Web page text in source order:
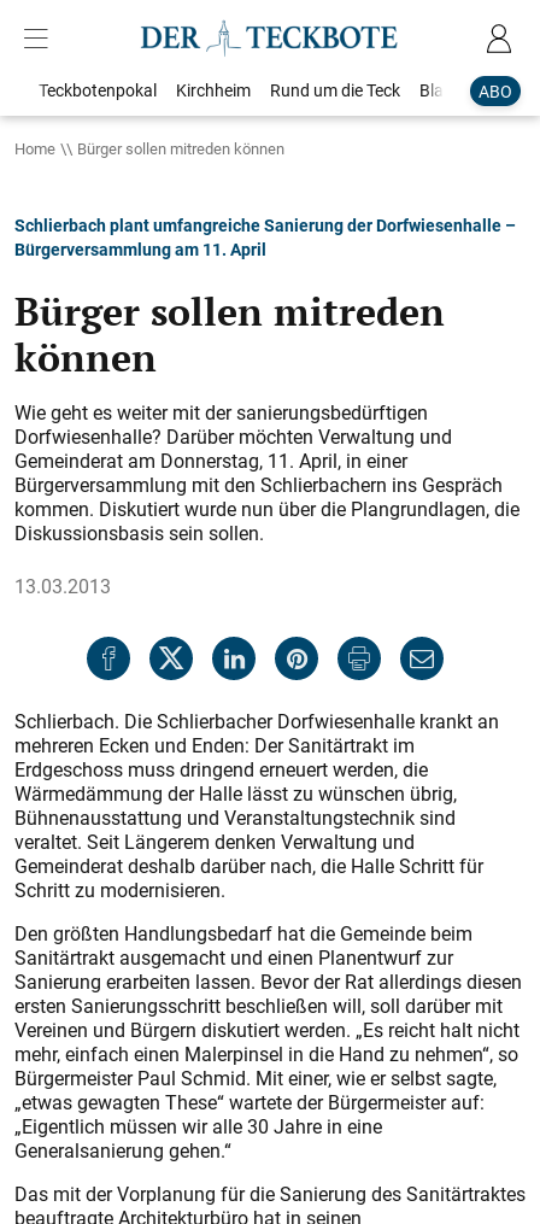
ABO
Teckbotenpokal Kirchheim Rund um die Teck Blaulicht
Home Bürger sollen mitreden können
Schlierbach plant umfangreiche Sanierung der Dorfwiesenhalle –
Bürgerversammlung am 11. April
Bürger sollen mitreden
können
Wie geht es weiter mit der sanierungsbedürftigen
Dorfwiesenhalle? Darüber möchten Verwaltung und
Gemeinderat am Donnerstag, 11. April, in einer
Bürgerversammlung mit den Schlierbachern ins Gespräch
kommen. Diskutiert wurde nun über die Plangrundlagen, die
Diskussionsbasis sein sollen.
13.03.2013
Schlierbach. Die Schlierbacher Dorfwiesenhalle krankt an
mehreren Ecken und Enden: Der Sanitärtrakt im
Erdgeschoss muss dringend erneuert werden, die
Wärmedämmung der Halle lässt zu wünschen übrig,
Bühnenausstattung und Veranstaltungstechnik sind
veraltet. Seit Längerem denken Verwaltung und
Gemeinderat deshalb darüber nach, die Halle Schritt für
Schritt zu modernisieren.
Den größten Handlungsbedarf hat die Gemeinde beim
Sanitärtrakt ausgemacht und einen Planentwurf zur
Sanierung erarbeiten lassen. Bevor der Rat allerdings diesen
ersten Sanierungsschritt beschließen will, soll darüber mit
Vereinen und Bürgern diskutiert werden. „Es reicht halt nicht
mehr, einfach einen Malerpinsel in die Hand zu nehmen“, so
Bürgermeister Paul Schmid. Mit einer, wie er selbst sagte,
„etwas gewagten These“ wartete der Bürgermeister auf:
„Eigentlich müssen wir alle 30 Jahre in eine
Generalsanierung gehen.“
Das mit der Vorplanung für die Sanierung des Sanitärtraktes
beauftragte Architekturbüro hat in seinen